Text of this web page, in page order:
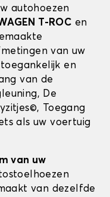
autohoezen
T-ROC en
van uw
en
van de
De
Toegang
als uw voertuig
van uw
van dezelfde